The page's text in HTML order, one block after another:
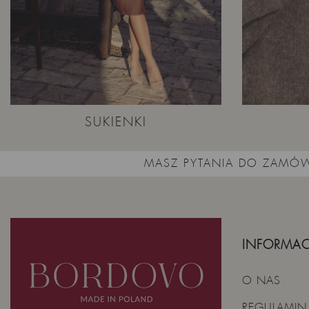
SUKIENKI
MASZ PYTANIA DO
O NAS